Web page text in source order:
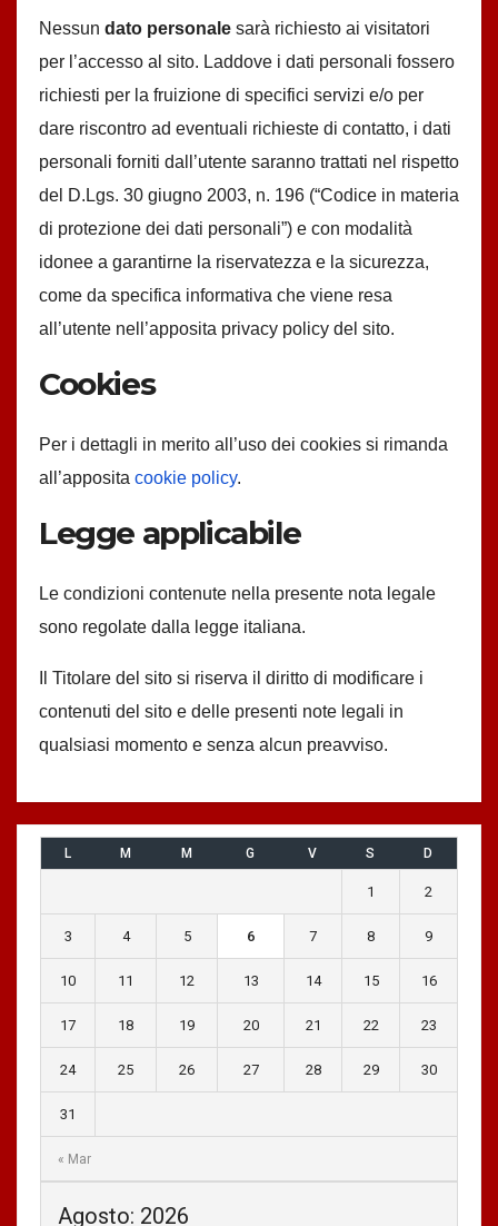
Nessun dato personale sarà richiesto ai visitatori
per l’accesso al sito. Laddove i dati personali fossero
richiesti per la fruizione di specifici servizi e/o per
dare riscontro ad eventuali richieste di contatto, i dati
personali forniti dall’utente saranno trattati nel rispetto
del D.Lgs. 30 giugno 2003, n. 196 (“Codice in materia
di protezione dei dati personali”) e con modalità
idonee a garantirne la riservatezza e la sicurezza,
come da specifica informativa che viene resa
all’utente nell’apposita privacy policy del sito.
Cookies
Per i dettagli in merito all’uso dei cookies si rimanda
all’apposita cookie policy.
Legge applicabile
Le condizioni contenute nella presente nota legale
sono regolate dalla legge italiana.
Il Titolare del sito si riserva il diritto di modificare i
contenuti del sito e delle presenti note legali in
qualsiasi momento e senza alcun preavviso.
Agosto: 2026
L M M G V S D
« Mar
1 2
3 4 5 6 7 8 9
10 11 12 13 14 15 16
17 18 19 20 21 22 23
24 25 26 27 28 29 30
31